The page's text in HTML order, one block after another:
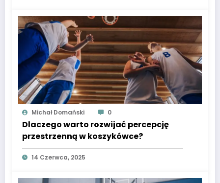
Michał Domański 0
Dlaczego warto rozwijać percepcję
przestrzenną w koszykówce?
14 Czerwca, 2025